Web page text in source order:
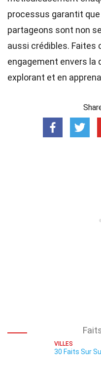
processus garantit
partageons sont non
aussi crédibles. Faites
engagement envers la
explorant et en
VILLES
30 Faits Sur